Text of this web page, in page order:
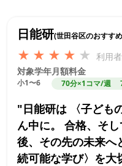
日能研(世田谷区のおすす
★ ★ ★ ★ ★ 利用
対象学年
小1〜6
月額料金
70分×1コマ/週
"日能研は 〈子ども
ん中に。 合格、そ
後、その先の未来へ
続可能な学び〉を大